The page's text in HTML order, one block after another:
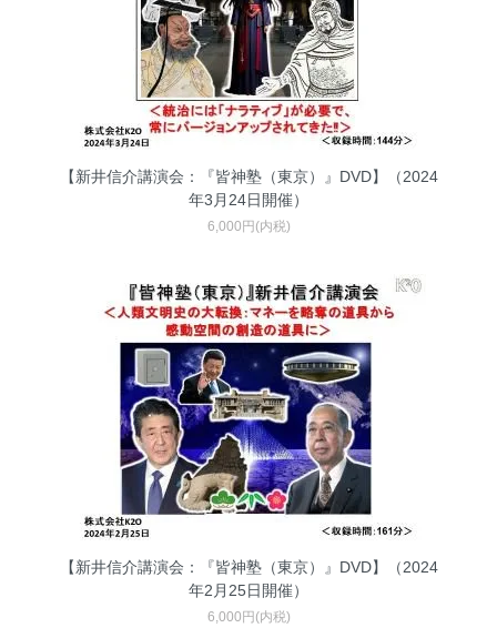
【新井信介講演会：『皆神塾（東京）』DVD】（2024
年3月24日開催）
6,000円(内税)
【新井信介講演会：『皆神塾（東京）』DVD】（2024
年2月25日開催）
6,000円(内税)